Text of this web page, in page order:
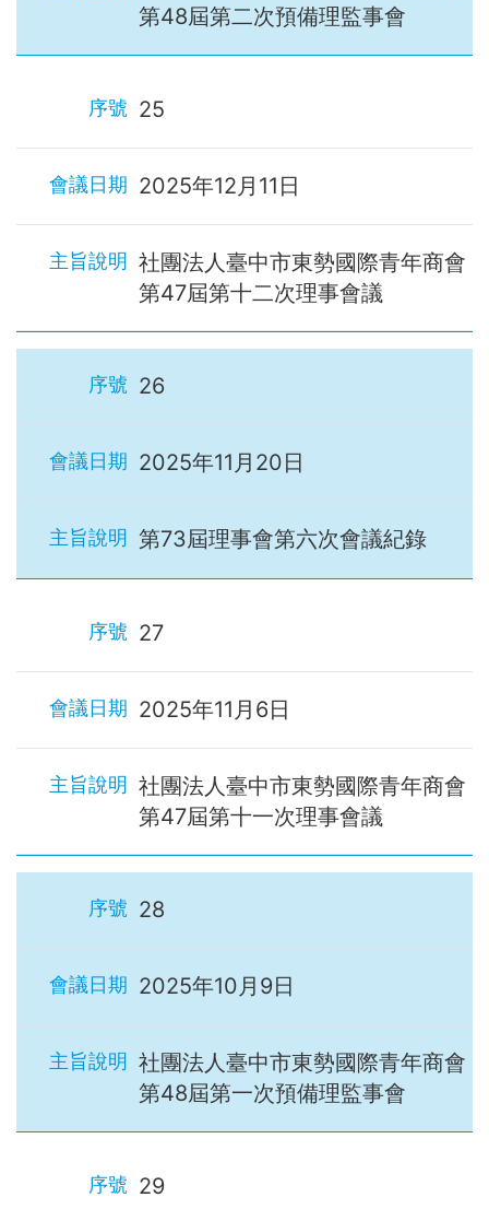
第48屆第二次預備理監事會
25
2025年12月11日
社團法人臺中市東勢國際青年商會
第47屆第十二次理事會議
26
2025年11月20日
第73屆理事會第六次會議紀錄
27
2025年11月6日
社團法人臺中市東勢國際青年商會
第47屆第十一次理事會議
28
2025年10月9日
社團法人臺中市東勢國際青年商會
第48屆第一次預備理監事會
29